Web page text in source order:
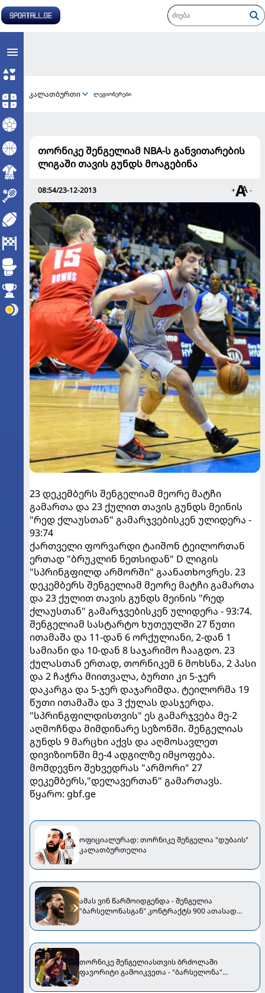
კალათბურთი ლეგიონერები
თორნიკე შენგელიამ NBA-ს განვითარების
ლიგაში თავის გუნდს მოაგებინა
08:54/23-12-2013 + -
23 დეკემბერს შენგელიამ მეორე მატჩი
გამართა და 23 ქულით თავის გუნდს მეინის
"რედ ქლაუსთან" გამარჯვებისკენ ულიდერა -
93:74
ქართველი ფორვარდი ტაიშონ ტეილორთან
ერთად "ბრუკლინ ნეთსიდან" D ლიგის
"სპრინგფილდ არმორში" გაანათხოვრეს. 23
დეკემბერს შენგელიამ მეორე მატჩი გამართა
და 23 ქულით თავის გუნდს მეინის "რედ
ქლაუსთან" გამარჯვებისკენ ულიდერა - 93:74.
შენგელიამ სასტარტო ხუთეულში 27 წუთი
ითამაშა და 11-დან 6 ორქულიანი, 2-დან 1
სამიანი და 10-დან 8 საჯარიმო ჩააგდო. 23
ქულასთან ერთად, თორნიკემ 6 მოხსნა, 2 პასი
და 2 ჩაჭრა მიითვალა, ბურთი კი 5-ჯერ
დაკარგა და 5-ჯერ დაჯარიმდა. ტეილორმა 19
წუთი ითამაშა და 3 ქულას დასჯერდა.
"სპრინგფილდისთვის" ეს გამარჯვება მე-2
აღმოჩნდა მიმდინარე სეზონში. შენგელიას
გუნდს 9 მარცხი აქვს და აღმოსავლეთ
დივიზიონში მე-4 ადგილზე იმყოფება.
მომდევნო შეხვედრას "არმორი" 27
დეკემბერს,"დელავერთან" გამართავს.
წყარო: gbf.ge
ოფიციალურად: თორნიკე შენგელია "დუბაის"
კალათბურთელია
ამას ვინ წარმოიდგენდა - შენგელია
"ბარსელონასგან" კონტრაქტს 900 ათასად
თორნიკე შენგელიასთვის ბრძოლაში
ფავორიტი გამოიკვეთა - "ბარსელონა"